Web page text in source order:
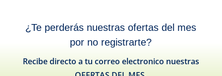
¿Te perderás nuestras ofertas del mes
por no registrarte?
Recibe directo a tu correo electronico nuestras